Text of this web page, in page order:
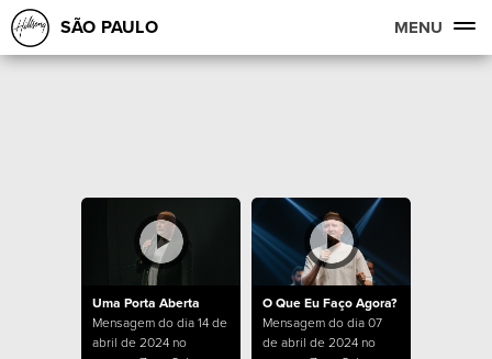
SÃO PAULO MENU
Uma Porta Aberta
Mensagem do dia 14 de
abril de 2024 no
O Que Eu Faço Agora?
Mensagem do dia 07
de abril de 2024 no